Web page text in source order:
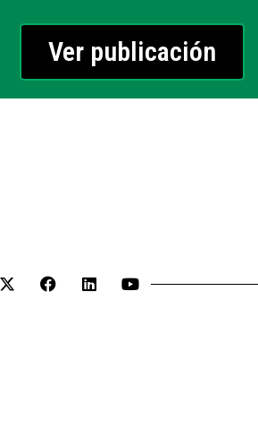
Ver publicación